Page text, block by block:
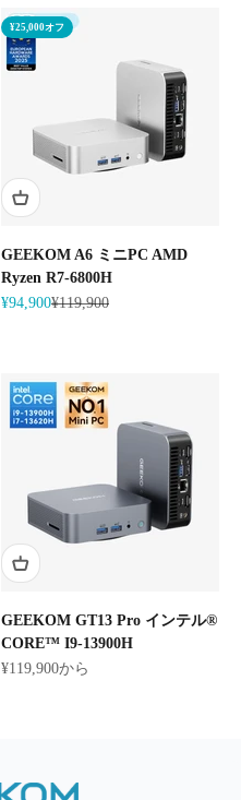
¥25,000オフ
GEEKOM A6 ミニPC AMD
Ryzen R7-6800H
セール価格
¥94,900通常価格
¥119,900
GEEKOM GT13 Pro インテル®
CORE™ I9-13900H
セール価格
¥119,900から